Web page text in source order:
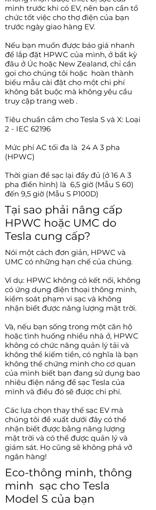
mình trước khi có EV, nên bạn cần tổ
chức tốt việc cho thợ điện của bạn
trước ngày giao hàng EV.
Nếu bạn muốn được báo giá nhanh
để lắp đặt HPWC của mình, ở bất kỳ
đâu ở Úc hoặc New Zealand, chỉ cần
gọi cho chúng tôi hoặc hoàn thành
biểu mẫu cài đặt cho một chi phí
không bắt buộc mà không yêu cầu
truy cập trang web .
Tiêu chuẩn cắm cho Tesla S và X: Loại
2 - IEC 62196
Mức phí AC tối đa là 24 A 3 pha
(HPWC)
Thời gian để sạc lại đầy đủ (ở 16 A 3
pha điển hình) là 6,5 giờ (Mẫu S 60)
đến 9,5 giờ (Mẫu S P100D)
Tại sao phải nâng cấp
HPWC hoặc UMC do
Tesla cung cấp?
Nói một cách đơn giản, HPWC và
UMC có những hạn chế của chúng.
Ví dụ: HPWC không có kết nối, không
có ứng dụng điện thoại thông minh,
kiểm soát phạm vi sạc và không
nhận biết được năng lượng mặt trời.
Và, nếu bạn sống trong một căn hộ
hoặc tình huống nhiều nhà ở, HPWC
không có chức năng quản lý tải và
không thể kiếm tiền, có nghĩa là bạn
không thể chứng minh cho cơ quan
của mình biết bạn đang sử dụng bao
nhiêu điện năng để sạc Tesla của
mình và điều đó sẽ được chi phí.
Các lựa chọn thay thế sạc EV mà
chúng tôi đề xuất dưới đây có thể
nhận biết được bằng năng lượng
mặt trời và có thể được quản lý và
giám sát. Họ cũng sẽ không phá vỡ
ngân hàng!
Eco-thông minh, thông
minh sạc cho Tesla
Model S của bạn